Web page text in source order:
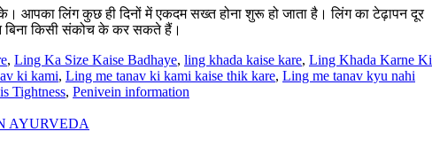
लिंग कुछ ही दिनों में एकदम सख्त होना शुरू हो जाता है। लिंग का टेढ़ापन दूर
बिना किसी संकोच के कर सकते हैं।
, Ling Ka Size Kaise Badhaye, ling khada kaise kare, Ling Khada Karne Ki
ki kami, Ling me tanav ki kami kaise thik kare, Ling me tanav kyu nahi
Tightness, Penivein information
AYURVEDA